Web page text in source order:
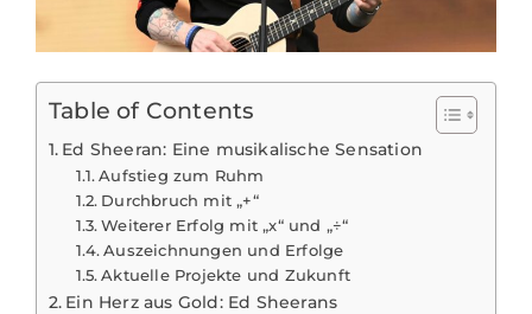
Table of Contents
Ed Sheeran: Eine musikalische Sensation
Aufstieg zum Ruhm
Durchbruch mit „+“
Weiterer Erfolg mit „x“ und „÷“
Auszeichnungen und Erfolge
Aktuelle Projekte und Zukunft
Ein Herz aus Gold: Ed Sheerans